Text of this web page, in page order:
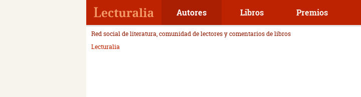
Autores Libros Premios
Red social de literatura, comunidad de lectores y comentarios de libros
Lecturalia